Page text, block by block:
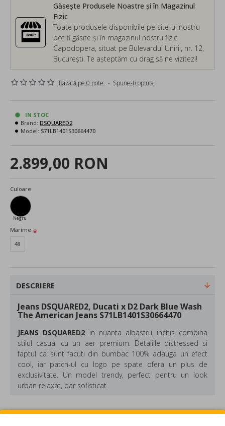
Găsește Produsele Noastre și în Magazinul
Fizic
Toate produsele disponibile pe site-ul nostru
pot fi găsite și în magazinul nostru fizic
Capodopera, situat pe Bulevardul Unirii, nr. 12,
București. Te așteptăm cu drag să ne vizitezi!
Bazată pe 0 note. - Spune-ţi opinia
2.899,00 RON
IN STOC
Brand: DSQUARED2
Model: S71LB1401S30664470
Culoare
Negru
Marime
48
DESCRIERE
Jeans DSQUARED2, Ducati x D2 Dark Blue Wash
The American Jeans S71LB1401S30664470
JEANS DSQUARED2 in nuanta albastru inchis combina
stilul casual cu un aer premium. Detaliile distressed si
faptul ca sunt facuti din bumbac 100% adauga un efect
cool, iar patch-ul cu logo pe spate ofera un plus de
exclusivitate. Un model trendy, perfect pentru un look
urban relaxat, dar sofisticat.
Culoare: Albastru